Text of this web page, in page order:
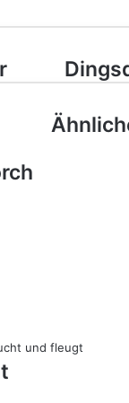
Dingsda